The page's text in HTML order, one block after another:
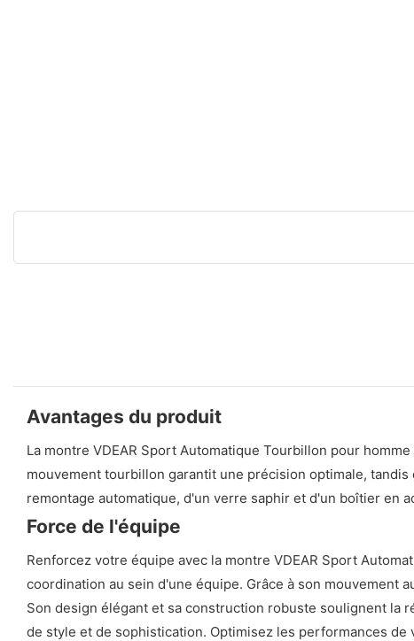
Avantages du produit
La montre VDEAR Sport Automatique Tourbillon pour
mouvement tourbillon garantit une précision optimale,
remontage automatique, d'un verre saphir et d'un boîtier en
Force de l'équipe
Renforcez votre équipe avec la montre VDEAR Sport
coordination au sein d'une équipe. Grâce à son
Son design élégant et sa construction robuste soulignent la
de style et de sophistication. Optimisez les performances